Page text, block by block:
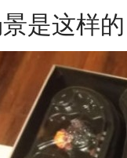
景是这样